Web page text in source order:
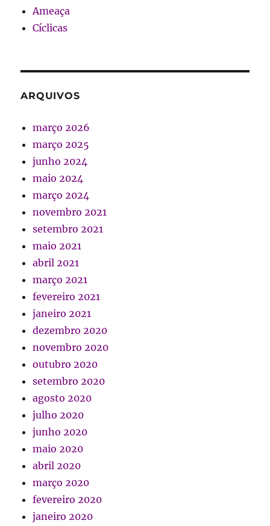
Ameaça
Cíclicas
ARQUIVOS
março 2026
março 2025
junho 2024
maio 2024
março 2024
novembro 2021
setembro 2021
maio 2021
abril 2021
março 2021
fevereiro 2021
janeiro 2021
dezembro 2020
novembro 2020
outubro 2020
setembro 2020
agosto 2020
julho 2020
junho 2020
maio 2020
abril 2020
março 2020
fevereiro 2020
janeiro 2020